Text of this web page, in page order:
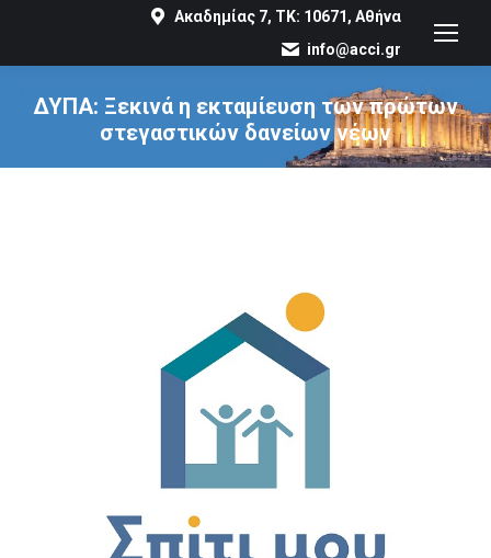
Ακαδημίας 7, ΤΚ: 10671, Αθήνα
info@acci.gr
ΔΥΠΑ: Ξεκινά η εκταμίευση των πρώτων
στεγαστικών δανείων νέων
You are here: